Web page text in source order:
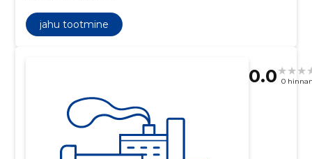
jahu tootmine
0.0 0